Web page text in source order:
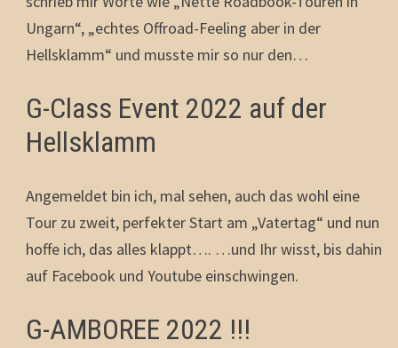
Ungarn“, „echtes Offroad-Feeling aber in der
Hellsklamm“ und musste mir so nur den…
G-Class Event 2022 auf der
Hellsklamm
Angemeldet bin ich, mal sehen, auch das wohl eine
Tour zu zweit, perfekter Start am „Vatertag“ und nun
hoffe ich, das alles klappt…. …und Ihr wisst, bis dahin
auf Facebook und Youtube einschwingen.
G-AMBOREE 2022 !!!